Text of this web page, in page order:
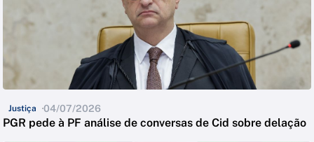
Justiça 04/07/2026
PGR pede à PF análise de conversas de Cid sobre delação